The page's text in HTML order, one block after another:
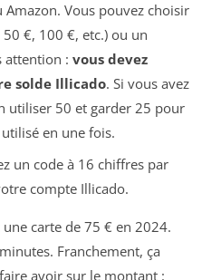
Amazon. Vous pouvez choisir
€, 100 €, etc.) ou un
attention : vous devez
solde Illicado. Si vous avez
utiliser 50 et garder 25 pour
en une fois.
un code à 16 chiffres par
compte Illicado.
carte de 75 € en 2024.
Franchement, ça
avoir sur le montant :